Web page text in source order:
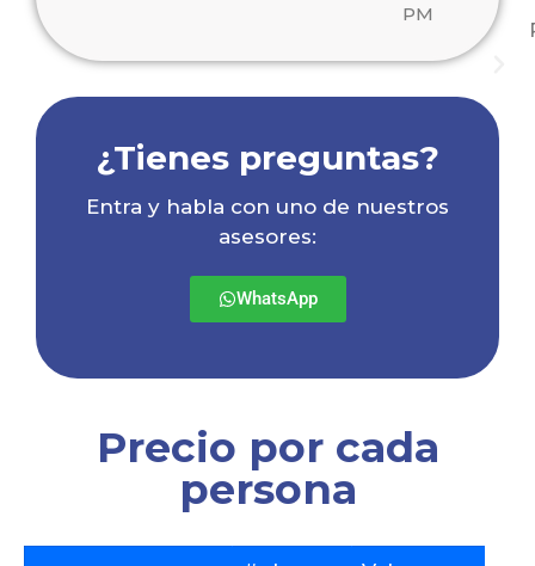
PM
¿Tienes preguntas?
Entra y habla con uno de nuestros
asesores:
WhatsApp
Precio por cada
persona